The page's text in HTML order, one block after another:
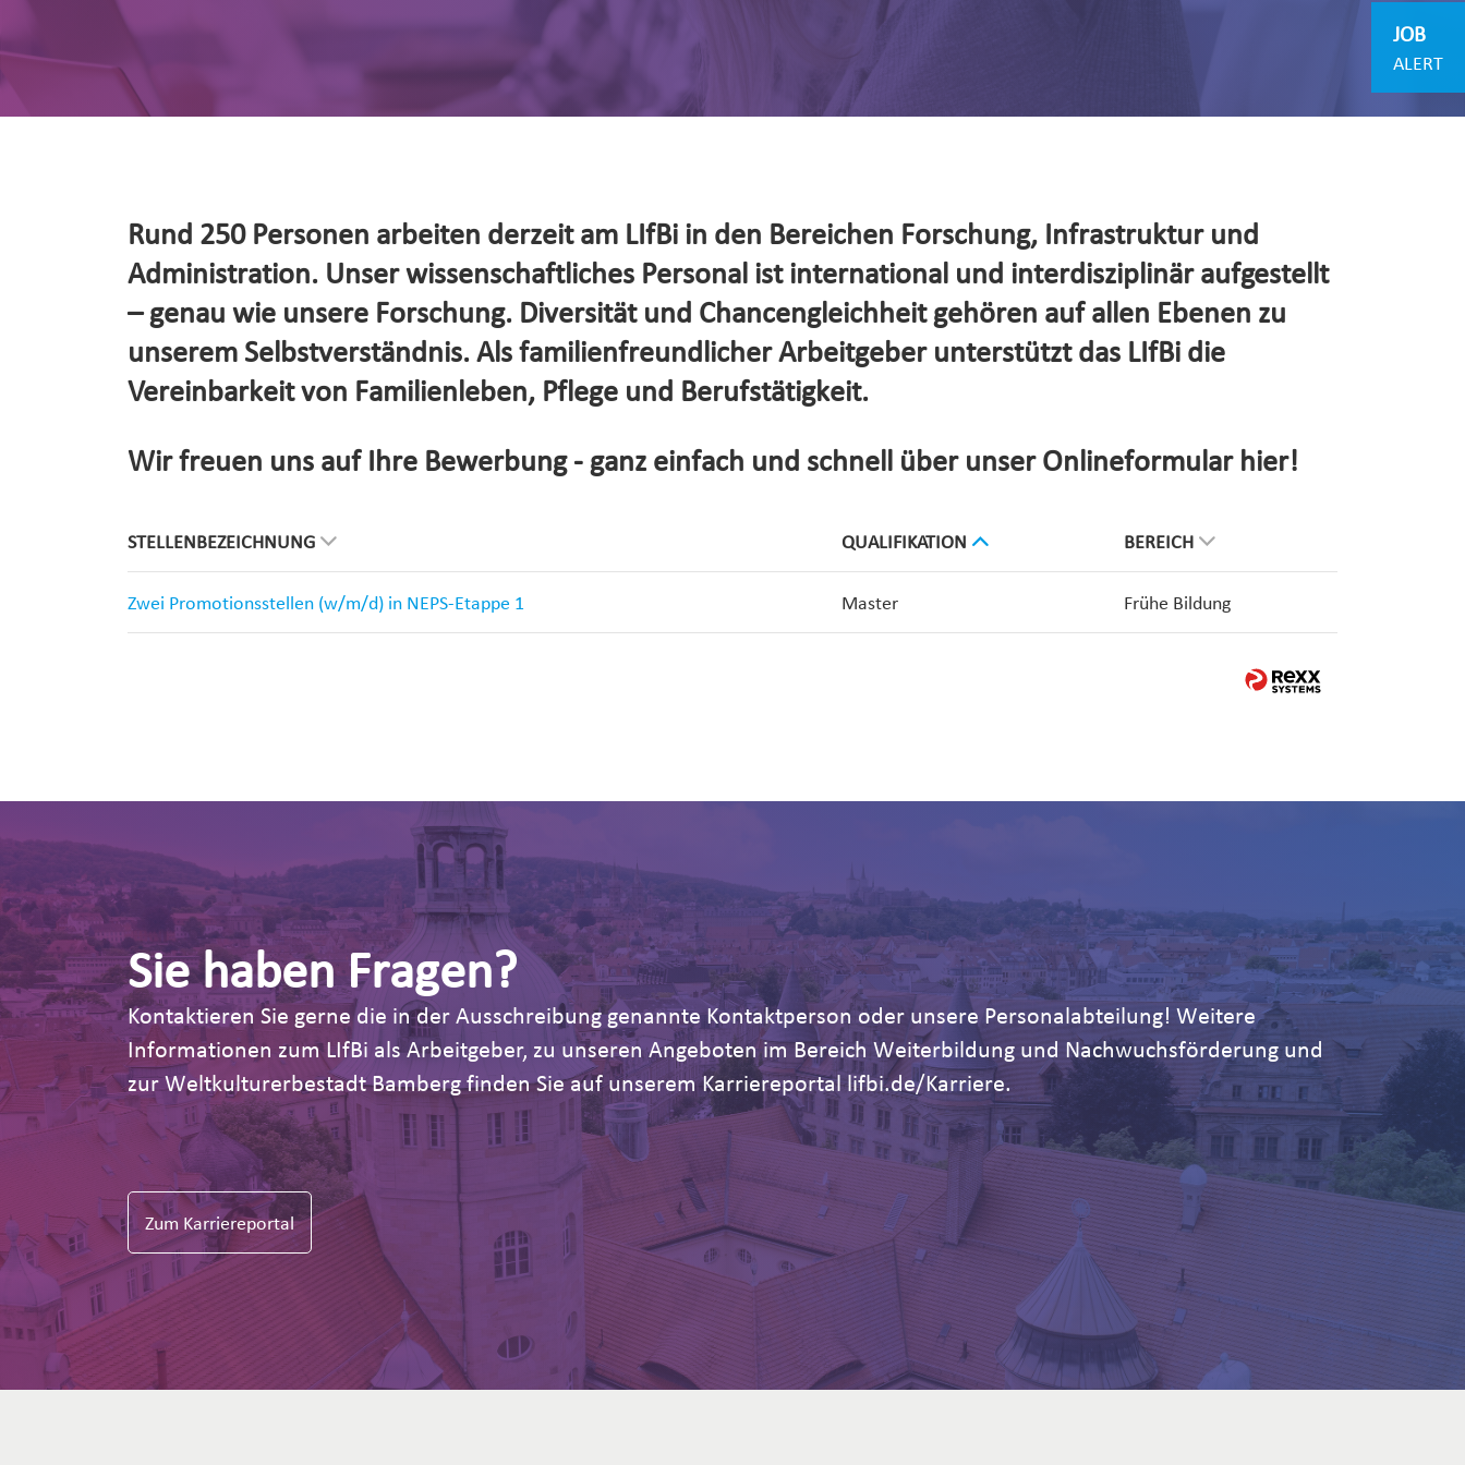
Rund 250 Personen arbeiten derzeit am LIfBi in den Bereichen Forschung, Infrastruktur und
Administration. Unser wissenschaftliches Personal ist international und interdisziplinär aufgestellt
– genau wie unsere Forschung. Diversität und Chancengleichheit gehören auf allen Ebenen zu
unserem Selbstverständnis. Als familienfreundlicher Arbeitgeber unterstützt das LIfBi die
Vereinbarkeit von Familienleben, Pflege und Berufstätigkeit.
Wir freuen uns auf Ihre Bewerbung - ganz einfach und schnell über unser Onlineformular hier!
STELLENBEZEICHNUNG QUALIFIKATION BEREICH
Zwei Promotionsstellen (w/m/d) in NEPS-Etappe 1 Master Frühe Bildung
JOB
ALERT
Sie haben Fragen?
Kontaktieren Sie gerne die in der Ausschreibung genannte Kontaktperson oder unsere Personalabteilung! Weitere
Informationen zum LIfBi als Arbeitgeber, zu unseren Angeboten im Bereich Weiterbildung und Nachwuchsförderung und
zur Weltkulturerbestadt Bamberg finden Sie auf unserem Karriereportal lifbi.de/Karriere.
Zum Karriereportal